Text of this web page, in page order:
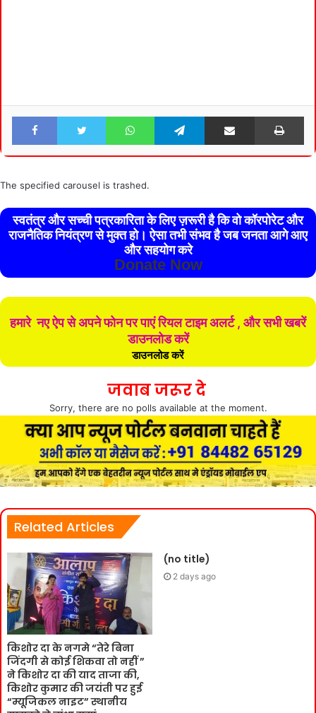
Facebook Twitter WhatsApp Telegram Share via Email
The specified carousel is trashed.
स्वतंत्र और सच्ची पत्रकारिता के लिए ज़रूरी है कि वो कॉरपोरेट और
राजनैतिक नियंत्रण से मुक्त हो। ऐसा तभी संभव है जब जनता आगे आए
और सहयोग करे
Donate Now
हमारे नए ऐप से अपने फोन पर पाएं रियल टाइम अलर्ट , और सभी खबरें
डाउनलोड करें
डाउनलोड करें
जवाब जरूर दे
Sorry, there are no polls available at the moment.
Related Articles
किशोर दा के नगमे “तेरे बिना
जिंदगी से कोई शिकवा तो नहीं ”
ने किशोर दा की याद ताजा की,
किशोर कुमार की जयंती पर हुई
“म्यूजिकल नाइट” स्थानीय
(no title)
2 days ago